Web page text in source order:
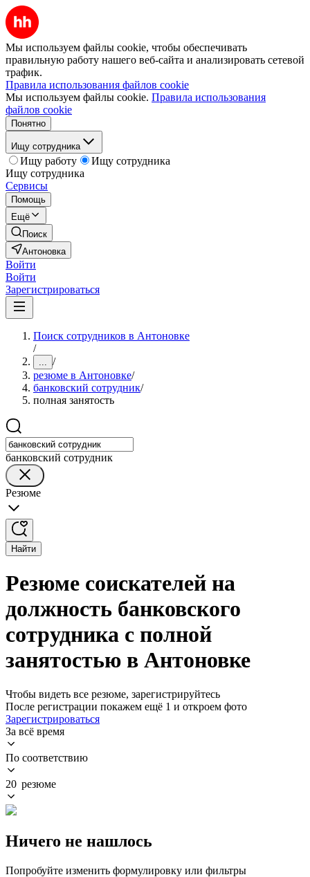
Мы используем файлы cookie, чтобы обеспечивать
правильную работу нашего веб-сайта и анализировать сетевой
трафик.
Правила использования файлов cookie
Мы используем файлы cookie. Правила использования
файлов cookie
Понятно
Ищу сотрудника
Ищу работу
Ищу сотрудника
Ищу сотрудника
Сервисы
Помощь
Ещё
Поиск
Антоновка
Войти
Войти
Зарегистрироваться
Поиск сотрудников в Антоновке
/
... /
резюме в Антоновке/
банковский сотрудник/
полная занятость
банковский сотрудник
Резюме
Найти
Резюме соискателей на
должность банковского
сотрудника с полной
занятостью в Антоновке
Чтобы видеть все резюме, зарегистрируйтесь
После регистрации покажем ещё 1 и откроем фото
Зарегистрироваться
За всё время
По соответствию
20 резюме
Ничего не нашлось
Попробуйте изменить формулировку или фильтры